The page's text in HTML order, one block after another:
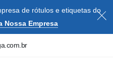
de rótulos e etiquetas do
Nossa Empresa